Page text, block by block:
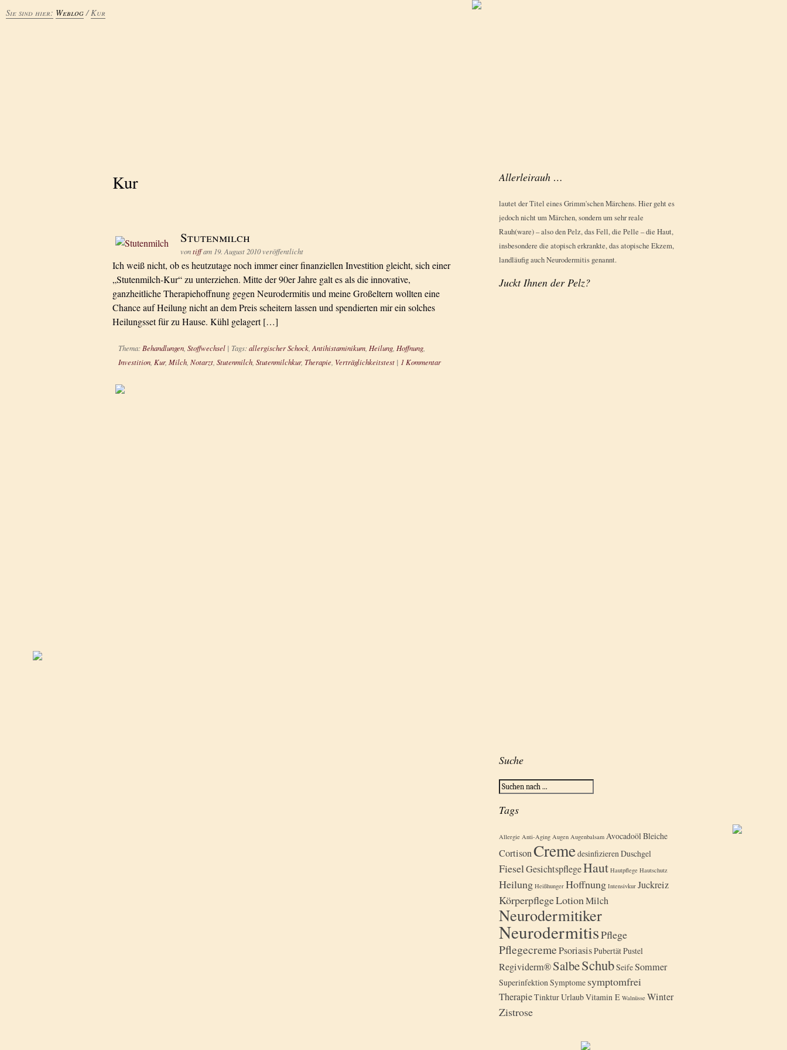
Sie sind hier: Weblog/Kur
Kur
Stutenmilch
vontiffam 19. August 2010 veröffentlicht
Ich weiß nicht, ob es heutzutage noch immer einer finanziellen Investition gleicht, sich einer
„Stutenmilch-Kur“ zu unterziehen. Mitte der 90er Jahre galt es als die innovative,
ganzheitliche Therapiehoffnung gegen Neurodermitis und meine Großeltern wollten eine
Chance auf Heilung nicht an dem Preis scheitern lassen und spendierten mir ein solches
Heilungsset für zu Hause. Kühl gelagert […]
Thema: Behandlungen Stoffwechsel | Tags:allergischer Schock Antihistaminikum Heilung Hoffnung
Investition Kur, Milch Notarzt Stutenmilch Stutenmilchkur, Therapie Verträglichkeitstest | 1 Kommentar
Allerleirauh …
lautet der Titel eines Grimm'schen Märchens. Hier geht es
jedoch nicht um Märchen, sondern um sehr reale
Rauh(ware) – also den Pelz, das Fell, die Pelle – die Haut,
insbesondere die atopisch erkrankte, das atopische Ekzem,
landläufig auch Neurodermitis genannt.
Juckt Ihnen der Pelz?
Suche
Tags
Allergie Anti-Aging Augen Augenbalsam AvocadoölBleiche
CortisonCremedesinfizierenDuschgel
FieselGesichtspflegeHaut Hautpflege Hautschutz
Heilung Heißhunger Hoffnung Intensivkur Juckreiz
KörperpflegeLotionMilch
Neurodermitiker
NeurodermitisPflege
PflegecremePsoriasisPubertätPustel
Regividerm®SalbeSchubSeifeSommer
SuperinfektionSymptome symptomfrei
TherapieTinkturUrlaubVitamin E Walnüsse Winter
Zistrose